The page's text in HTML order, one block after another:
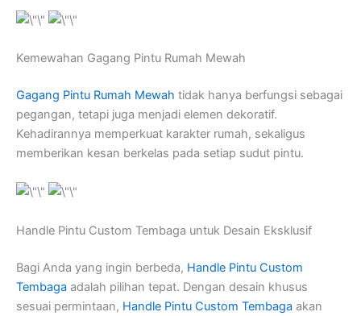
Kemewahan Gagang Pintu Rumah Mewah
Gagang Pintu Rumah Mewah tidak hanya berfungsi sebagai
pegangan, tetapi juga menjadi elemen dekoratif.
Kehadirannya memperkuat karakter rumah, sekaligus
memberikan kesan berkelas pada setiap sudut pintu.
Handle Pintu Custom Tembaga untuk Desain Eksklusif
Bagi Anda yang ingin berbeda, Handle Pintu Custom
Tembaga adalah pilihan tepat. Dengan desain khusus
sesuai permintaan, Handle Pintu Custom Tembaga akan